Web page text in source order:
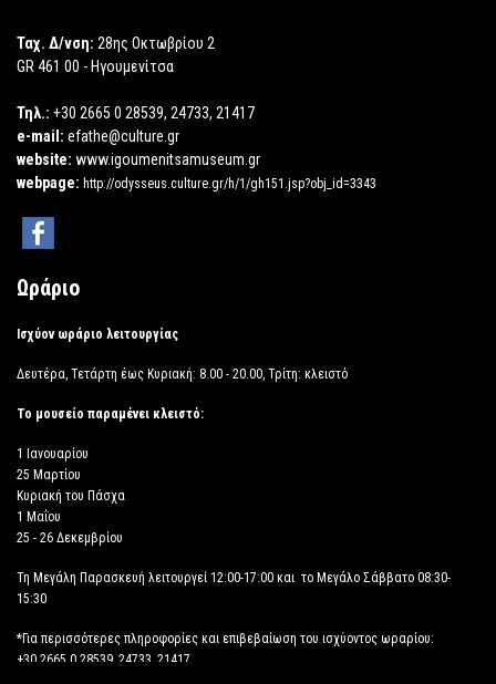
Ταχ. Δ/νση: 28ης Οκτωβρίου 2
GR 461 00 - Ηγουμενίτσα
Τηλ.: +30 2665 0 28539, 24733, 21417
e-mail: efathe@culture.gr
website: www.igoumenitsamuseum.gr
webpage: http://odysseus.culture.gr/h/1/gh151.jsp?obj_id=3343
Ωράριο
Ισχύον ωράριο λειτουργίας
Δευτέρα, Τετάρτη έως Κυριακή: 8.00 - 20.00, Τρίτη: κλειστό
Το μουσείο παραμένει κλειστό:
1 Ιανουαρίου
25 Μαρτίου
Κυριακή του Πάσχα
1 Μαΐου
25 - 26 Δεκεμβρίου
Τη Μεγάλη Παρασκευή λειτουργεί 12:00-17:00 και το Μεγάλο Σάββατο 08:30-
15:30
*Για περισσότερες πληροφορίες και επιβεβαίωση του ισχύοντος ωραρίου:
+30 2665 0 28539, 24733, 21417